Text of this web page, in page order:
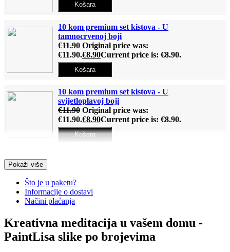
Košara
10 kom premium set kistova - U
tamnocrvenoj boji
€11.90 Original price was:
€11.90.€8.90Current price is: €8.90.
Košara
10 kom premium set kistova - U
svijetloplavoj boji
€11.90 Original price was:
€11.90.€8.90Current price is: €8.90.
Košara
Košara
Osvijetljeno, stolno povećalo
€11.90 Original price was:
€11.90. €8.90
Current price is: €8.90.
Read More
Read
Pokaži više
Što je u paketu?
Informacije o dostavi
Načini plaćanja
Kreativna meditacija u vašem domu -
PaintLisa slike po brojevima